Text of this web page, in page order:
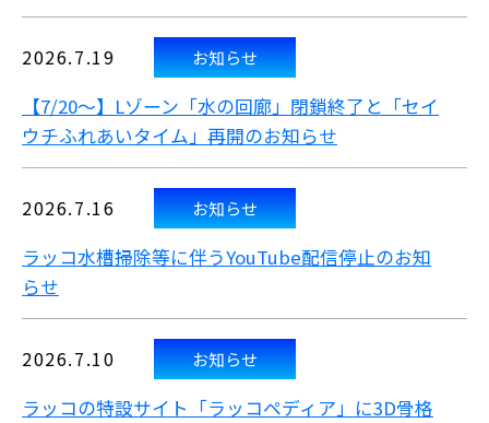
2026.7.19 お知らせ
【7/20～】Lゾーン「水の回廊」閉鎖終了と「セイ
ウチふれあいタイム」再開のお知らせ
2026.7.16 お知らせ
ラッコ水槽掃除等に伴うYouTube配信停止のお知
らせ
2026.7.10 お知らせ
ラッコの特設サイト「ラッコペディア」に3D骨格